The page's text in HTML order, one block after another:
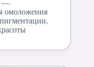
—
омоложения